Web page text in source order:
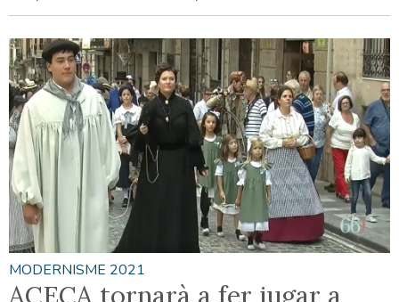
MODERNISME 2021
ACECA tornarà a fer jugar a